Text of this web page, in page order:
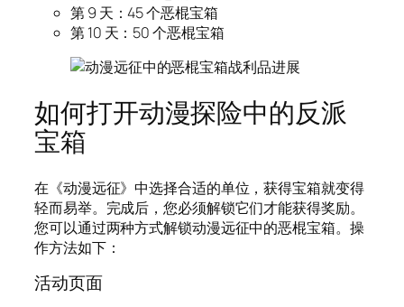
第 9 天：45 个恶棍宝箱
第 10 天：50 个恶棍宝箱
如何打开动漫探险中的反派
宝箱
在《动漫远征》中选择合适的单位，获得宝箱就变得
轻而易举。完成后，您必须解锁它们才能获得奖励。
您可以通过两种方式解锁动漫远征中的恶棍宝箱。操
作方法如下：
活动页面